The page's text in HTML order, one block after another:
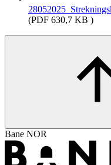
(PDF 630,7 KB )
Bane NOR